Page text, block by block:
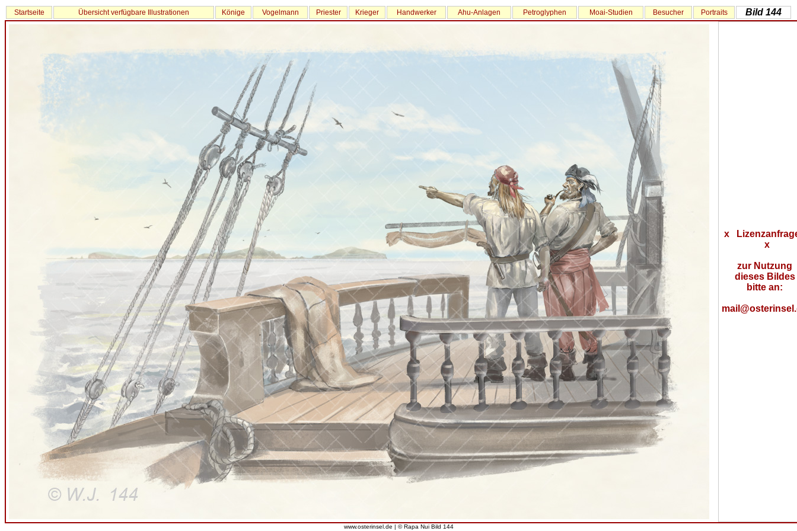
Startseite Übersicht verfügbare Illustrationen Könige Vogelmann Priester Krieger Handwerker Ahu-Anlagen Petroglyphen Moai-Studien Besucher Portraits Bild 144
x
x
zur Nutzung
dieses Bildes
bitte an:
www.osterinsel.de | © Rapa Nui Bild 144